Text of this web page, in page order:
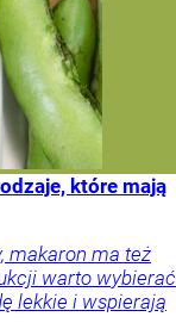
które mają
makaron ma też
warto wybierać
lekkie i wspierają